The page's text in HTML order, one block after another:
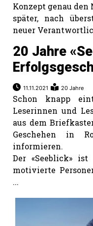
Konzept genau den
später, nach
neuer
20 Jahre
11.11.2021 20 Jahre
Schon knapp
Leserinnen und
aus dem
Geschehen in
informieren.
Der «Seeblick»
motivierte
...